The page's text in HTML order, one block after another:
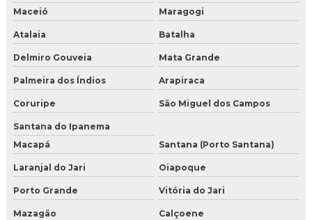
Maceió
Maragogi
Atalaia Batalha
Delmiro Gouveia Mata Grande
Palmeira dos Índios Arapiraca
Coruripe São Miguel dos Campos
Santana do Ipanema
Macapá
Santana (Porto Santana)
Laranjal do Jari Oiapoque
Porto Grande Vitória do Jari
Mazagão Calçoene